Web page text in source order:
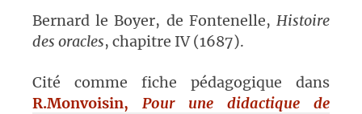
Bernard le Boyer, de Fontenelle, Histoire
des oracles, chapitre IV (1687).
Cité comme fiche pédagogique dans
R.Monvoisin, Pour une didactique de